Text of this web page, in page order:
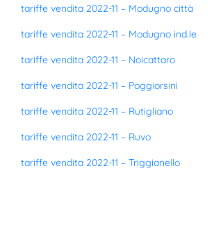
tariffe vendita 2022-11 – Modugno città
tariffe vendita 2022-11 – Modugno ind.le
tariffe vendita 2022-11 – Noicattaro
tariffe vendita 2022-11 – Poggiorsini
tariffe vendita 2022-11 – Rutigliano
tariffe vendita 2022-11 – Ruvo
tariffe vendita 2022-11 – Triggianello